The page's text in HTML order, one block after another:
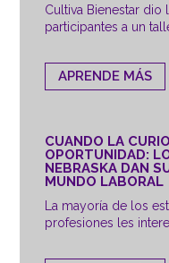
Cultiva Bienestar dio
participantes a un
APRENDE MÁS
CUANDO LA
OPORTUNIDAD:
NEBRASKA DAN
MUNDO LABORAL
La mayoría de los
profesiones les